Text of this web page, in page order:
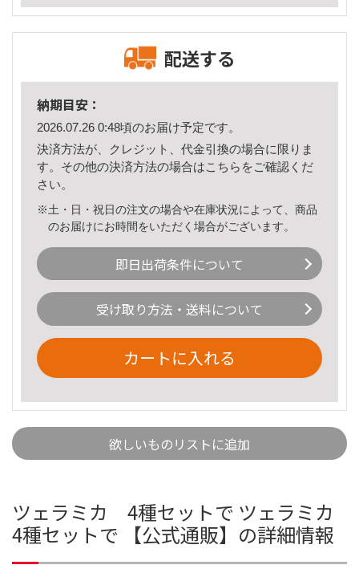
配送する
納期目安：
2026.07.26 0:48頃のお届け予定です。
決済方法が、クレジット、代金引換の場合に限りま
す。その他の決済方法の場合はこちら をご確認くだ
さい。
※土・日・祝日の注文の場合や在庫状況によって、商品
のお届けにお時間をいただく場合がございます。
即日出荷条件について
受け取り方法・送料について
カートに入れる
欲しいものリストに追加
ツェラミカ 4種セットで ツェラミカ
4種セットで 【公式通販】の詳細情報